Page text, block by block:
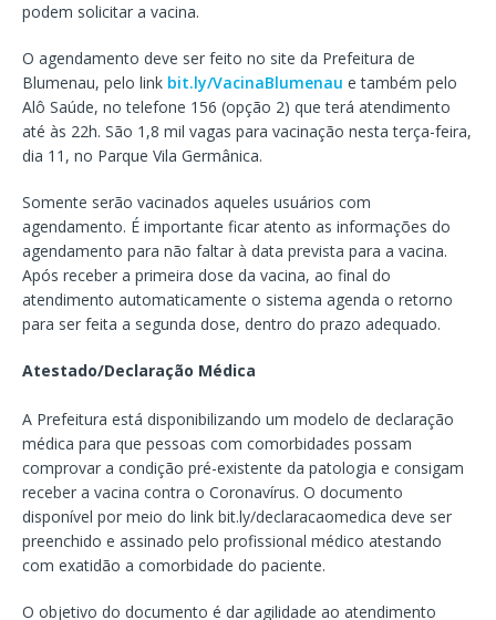
podem solicitar a vacina.
O agendamento deve ser feito no site da Prefeitura de
Blumenau, pelo link bit.ly/VacinaBlumenau e também pelo
Alô Saúde, no telefone 156 (opção 2) que terá atendimento
até às 22h. São 1,8 mil vagas para vacinação nesta terça-feira,
dia 11, no Parque Vila Germânica.
Somente serão vacinados aqueles usuários com
agendamento. É importante ficar atento as informações do
agendamento para não faltar à data prevista para a vacina.
Após receber a primeira dose da vacina, ao final do
atendimento automaticamente o sistema agenda o retorno
para ser feita a segunda dose, dentro do prazo adequado.
Atestado/Declaração Médica
A Prefeitura está disponibilizando um modelo de declaração
médica para que pessoas com comorbidades possam
comprovar a condição pré-existente da patologia e consigam
receber a vacina contra o Coronavírus. O documento
disponível por meio do link bit.ly/declaracaomedica deve ser
preenchido e assinado pelo profissional médico atestando
com exatidão a comorbidade do paciente.
O objetivo do documento é dar agilidade ao atendimento